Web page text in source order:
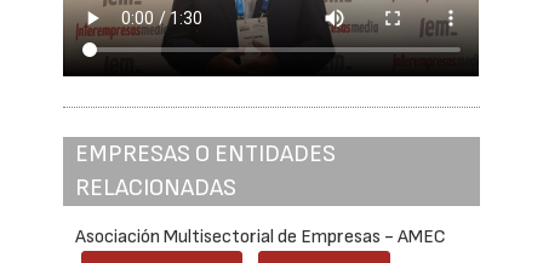
EMPRESAS O ENTIDADES
RELACIONADAS
Asociación Multisectorial de Empresas - AMEC